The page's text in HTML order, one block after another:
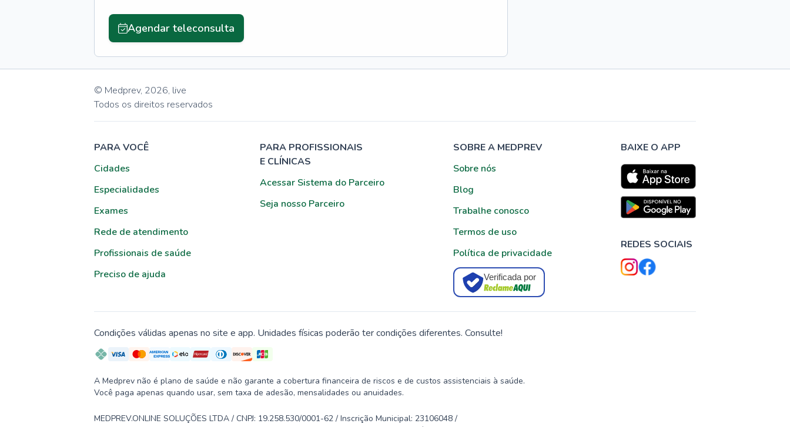
Agendar teleconsulta
© Medprev, 2026, live
Todos os direitos reservados
PARA VOCÊ
Cidades
Especialidades
Exames
Rede de atendimento
Profissionais de saúde
Preciso de ajuda
PARA PROFISSIONAIS
E CLÍNICAS
Acessar Sistema do Parceiro
Seja nosso Parceiro
SOBRE A MEDPREV
Sobre nós
Blog
Trabalhe conosco
Termos de uso
Política de privacidade
Verificada por
BAIXE O APP
REDES SOCIAIS
Condições válidas apenas no site e app. Unidades físicas poderão ter condições diferentes. Consulte!
A Medprev não é plano de saúde e não garante a cobertura financeira de riscos e de custos assistenciais à saúde.
Você paga apenas quando usar, sem taxa de adesão, mensalidades ou anuidades.
MEDPREV.ONLINE SOLUÇÕES LTDA / CNPJ: 19.258.530/0001-62 / Inscrição Municipal: 23106048 /